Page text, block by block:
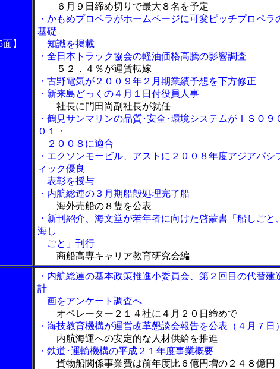
】
６月９日締め切りで最大８名を予定
・かもめプロペラがホームページに可変ピッチプロペラ
基礎
知識を掲載
・全日本トラック協会の軽油価格高騰の影響調査
５２．４％が運賃転嫁
・古野電気が２００９年２月期業績予想を下方修正
・新来島どっくの４月１日付役員人事
社長に門田尚副社長が就任
・鶴見サンマリンの品質･安全･環境システムがＩＳＯ９
０１・
２００８に適合
・エクソンモービル、アストに２００８年度アジアパシ
ィック優良
表彰を授与
・内航総連の３月期船殻処理完了船
海外売船の８隻を公表
・新刊紹介、海文堂が若年者に向けた啓蒙書「船しごと、
海し
ごと」刊行
商船高専キャリア教育研究会編
・内航総連の基本政策推進小委員会、第２回目の代替建
計
画をアンケート調査へ
オペレーター２１４社に４月２０日締めで
・海技教育機構が運営改革懇談会報告を公表（４月７日）
内航海運への安定的な人材供給を推進
・鉄道･運輸機構の平成２１年度事業概要
貨物船関係事業費は前年度比６億円増の２４８億円